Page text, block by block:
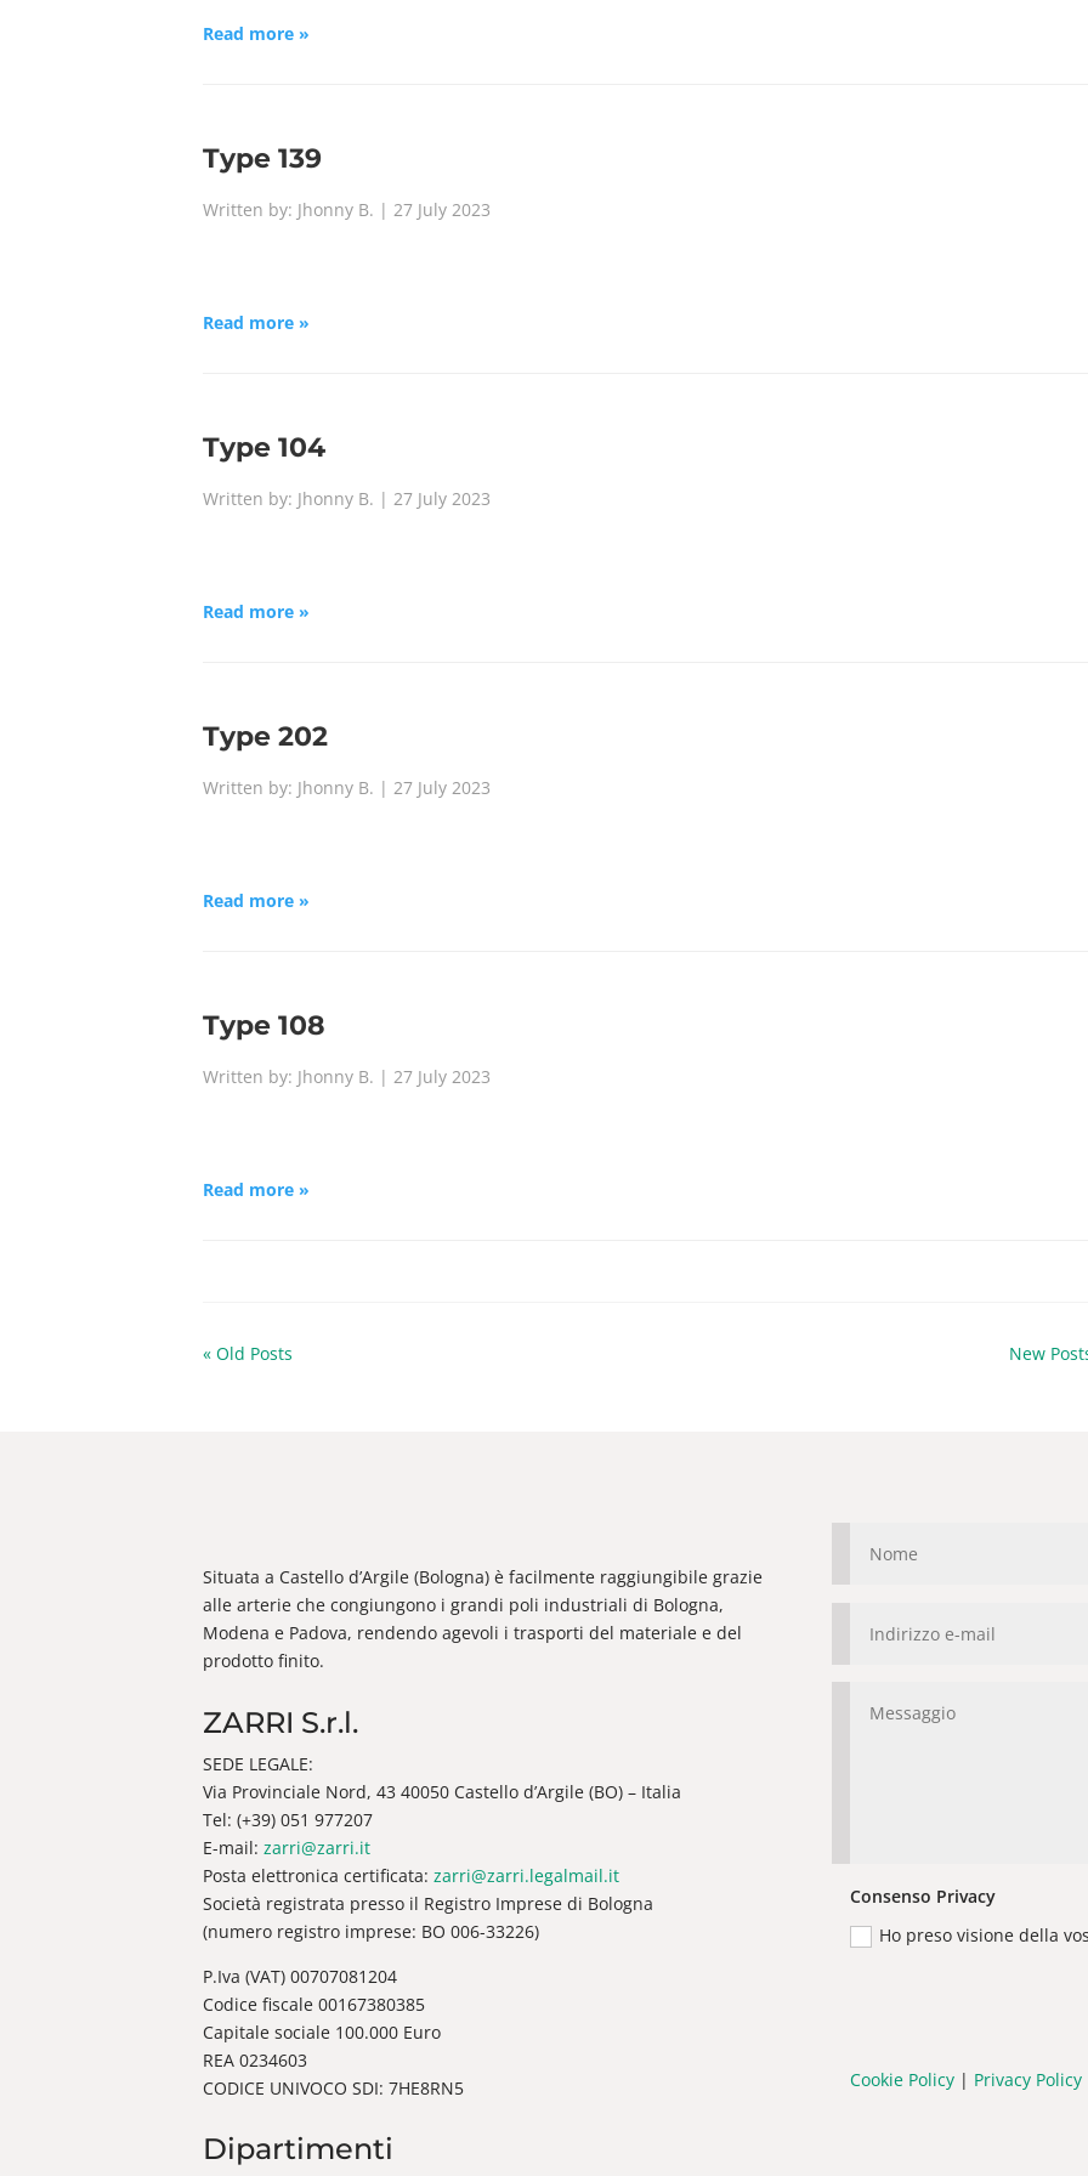
Read more »
Type 139
Written by: Jhonny B. | 27 July 2023
Read more »
Type 104
Written by: Jhonny B. | 27 July 2023
Read more »
Type 202
Written by: Jhonny B. | 27 July 2023
Read more »
Type 108
Written by: Jhonny B. | 27 July 2023
Read more »
« Old Posts New
Situata a Castello d’Argile (Bologna) è facilmente raggiungibile grazie
alle arterie che congiungono i grandi poli industriali di Bologna,
Modena e Padova, rendendo agevoli i trasporti del materiale e del
prodotto finito.
ZARRI S.r.l.
SEDE LEGALE:
Via Provinciale Nord, 43 40050 Castello d’Argile (BO) – Italia
Tel: (+39) 051 977207
E-mail: zarri@zarri.it
Posta elettronica certificata: zarri@zarri.legalmail.it
Società registrata presso il Registro Imprese di Bologna
(numero registro imprese: BO 006-33226)
P.Iva (VAT) 00707081204
Codice fiscale 00167380385
Capitale sociale 100.000 Euro
REA 0234603
CODICE UNIVOCO SDI: 7HE8RN5
Dipartimenti
Consenso Privacy
Ho preso visione della
Cookie Policy| Privacy Policy